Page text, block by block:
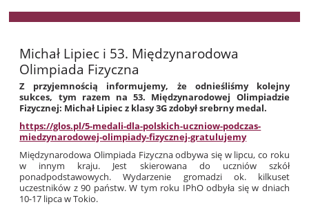
Michał Lipiec i 53. Międzynarodowa
Olimpiada Fizyczna
Z przyjemnością informujemy, że odnieśliśmy kolejny
sukces, tym razem na 53. Międzynarodowej Olimpiadzie
Fizycznej: Michał Lipiec z klasy 3G zdobył srebrny medal.
https://glos.pl/5-medali-dla-polskich-uczniow-podczas-
miedzynarodowej-olimpiady-fizycznej-gratulujemy
Międzynarodowa Olimpiada Fizyczna odbywa się w lipcu, co roku
w innym kraju. Jest skierowana do uczniów szkół
ponadpodstawowych. Wydarzenie gromadzi ok. kilkuset
uczestników z 90 państw. W tym roku IPhO odbyła się w dniach
10-17 lipca w Tokio.